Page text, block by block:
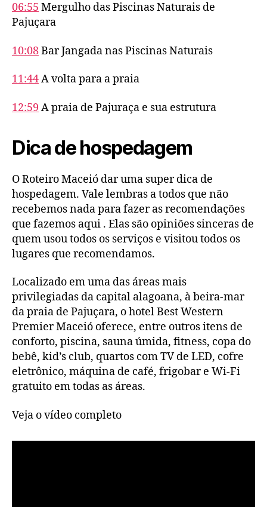
06:55 Mergulho das Piscinas Naturais de
Pajuçara
10:08Bar Jangada nas Piscinas Naturais
11:44A volta para a praia
12:59 A praia de Pajuraça e sua estrutura
Dica de hospedagem
O Roteiro Maceió dar uma super dica de
hospedagem. Vale lembras a todos que não
recebemos nada para fazer as recomendações
que fazemos aqui . Elas são opiniões sinceras de
quem usou todos os serviços e visitou todos os
lugares que recomendamos.
Localizado em uma das áreas mais
privilegiadas da capital alagoana, à beira-mar
da praia de Pajuçara, o hotel Best Western
Premier Maceió oferece, entre outros itens de
conforto, piscina, sauna úmida, fitness, copa do
bebê, kid’s club, quartos com TV de LED, cofre
eletrônico, máquina de café, frigobar e Wi-Fi
gratuito em todas as áreas.
Veja o vídeo completo